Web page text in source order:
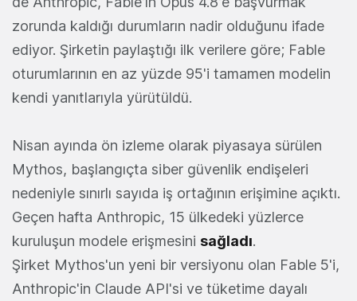
zorunda kaldığı durumların nadir olduğunu ifade
ediyor. Şirketin paylaştığı ilk verilere göre; Fable
oturumlarının en az yüzde 95'i tamamen modelin
kendi yanıtlarıyla yürütüldü.
Nisan ayında ön izleme olarak piyasaya sürülen
Mythos, başlangıçta siber güvenlik endişeleri
nedeniyle sınırlı sayıda iş ortağının erişimine açıktı.
Geçen hafta Anthropic, 15 ülkedeki yüzlerce
kuruluşun modele erişmesini sağladı.
Şirket Mythos'un yeni bir versiyonu olan Fable 5'i,
Anthropic'in Claude API'si ve tüketime dayalı